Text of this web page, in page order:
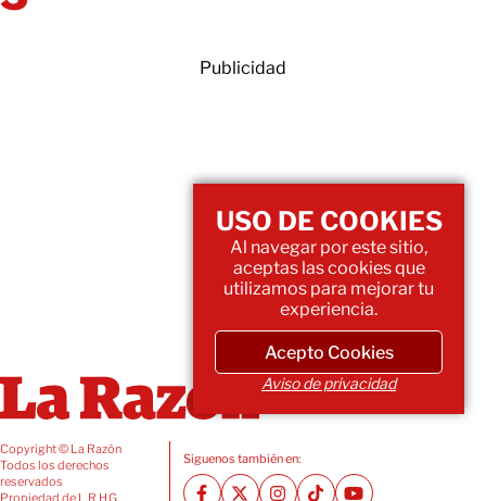
Publicidad
Copyright © La Razón
Todos los derechos
reservados
Propiedad de L.R.H.G.
Siguenos también en:
USO DE COOKIES
Al navegar por este sitio,
aceptas las cookies que
utilizamos para mejorar tu
experiencia.
Acepto Cookies
Aviso de privacidad